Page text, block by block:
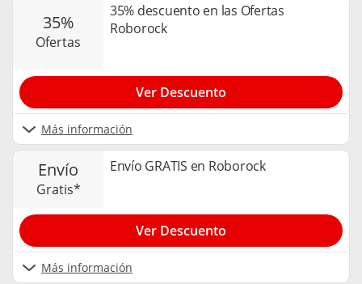
35%
ofertas
35% descuento en las Ofertas
Roborock
Más información
Ver Descuento
envío
gratis*
Envío GRATIS en Roborock
Más información
Ver Descuento